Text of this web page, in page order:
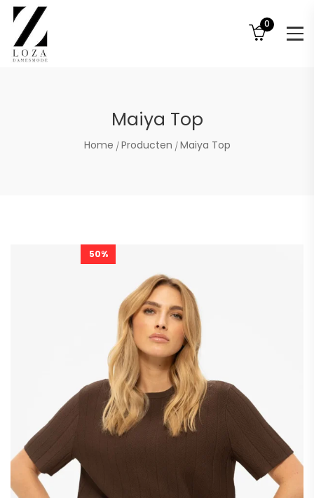
0
Maiya Top
Home Producten Maiya Top
50%